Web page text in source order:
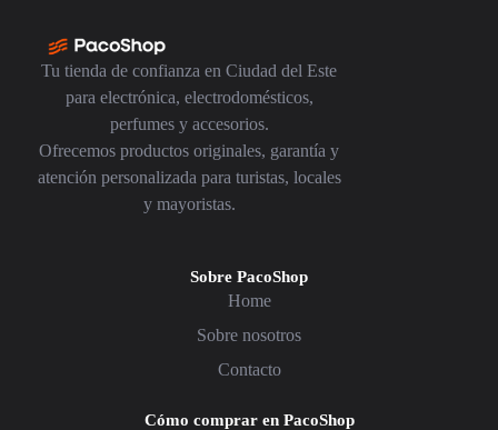
Tu tienda de confianza en Ciudad del Este
para electrónica, electrodomésticos,
perfumes y accesorios.
Ofrecemos productos originales, garantía y
atención personalizada para turistas, locales
y mayoristas.
Sobre PacoShop
Home
Sobre nosotros
Contacto
Cómo comprar en PacoShop